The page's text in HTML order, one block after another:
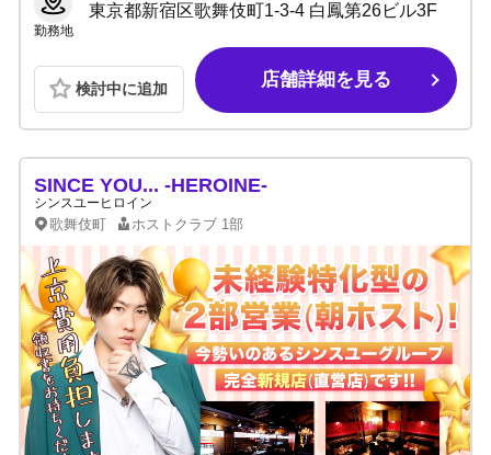
勤務地
東京都新宿区歌舞伎町1-3-4 白鳳第26ビル3F
検討中に追加 店舗詳細を見る
SINCE YOU... -HEROINE-
シンスユーヒロイン
歌舞伎町 ホストクラブ 1部